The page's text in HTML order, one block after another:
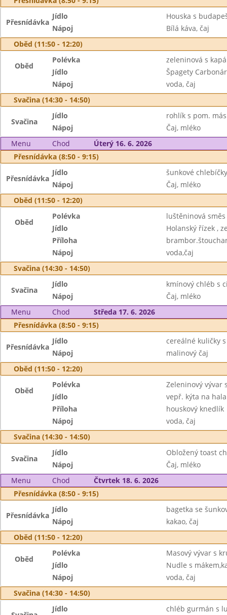
Přesnídávka
Jídlo
Houska s
Nápoj
Bílá káva, čaj
Oběd (11:50 - 12:20)
Oběd
Polévka
zeleninová s
Jídlo
Špagety
Nápoj
voda, čaj
Svačina (14:30 - 14:50)
Svačina
Jídlo
rohlík s pom.
Nápoj
Čaj, mléko
Menu
Chod
Úterý 16. 6. 2026
Přesnídávka (8:50 - 9:15)
Přesnídávka
Jídlo
šunkové
Nápoj
Čaj, mléko
Oběd (11:50 - 12:20)
Oběd
Polévka
luštěninová směs
Jídlo
Holanský řízek ,
Příloha
Nápoj
voda,čaj
Svačina (14:30 - 14:50)
Svačina
Jídlo
kmínový chléb s
Nápoj
Čaj, mléko
Menu
Chod
Středa 17. 6. 2026
Přesnídávka (8:50 - 9:15)
Přesnídávka
Jídlo
cereálné kuličky
Nápoj
malinový čaj
Oběd (11:50 - 12:20)
Oběd
Polévka
Zeleninový vývar
Jídlo
vepř. kýta na
Příloha
houskový knedlík
Nápoj
voda, čaj
Svačina (14:30 - 14:50)
Svačina
Jídlo
Obložený toast
Nápoj
Čaj, mléko
Menu
Chod
Čtvrtek 18. 6. 2026
Přesnídávka (8:50 - 9:15)
Přesnídávka
Jídlo
bagetka se
Nápoj
kakao, čaj
Oběd (11:50 - 12:20)
Oběd
Polévka
Masový vývar s
Jídlo
Nudle s
Nápoj
voda, čaj
Svačina (14:30 - 14:50)
Jídlo
chléb gurmán s